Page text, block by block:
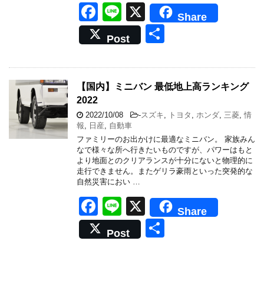
F
a
c
e
b
o
o
k
Li
n
e
X
Share
Post
【国内】ミニバン 最低地上高ランキング
2022
2022/10/08 -スズキ トヨタ ホンダ 三菱 情
報
日産
自動車
ファミリーのお出かけに最適なミニバン。 家族みん
なで様々な所へ行きたいものですが、パワーはもと
より地面とのクリアランスが十分にないと物理的に
走行できません。またゲリラ豪雨といった突発的な
自然災害におい …
F
a
c
Li
n
e
X
Share
Post